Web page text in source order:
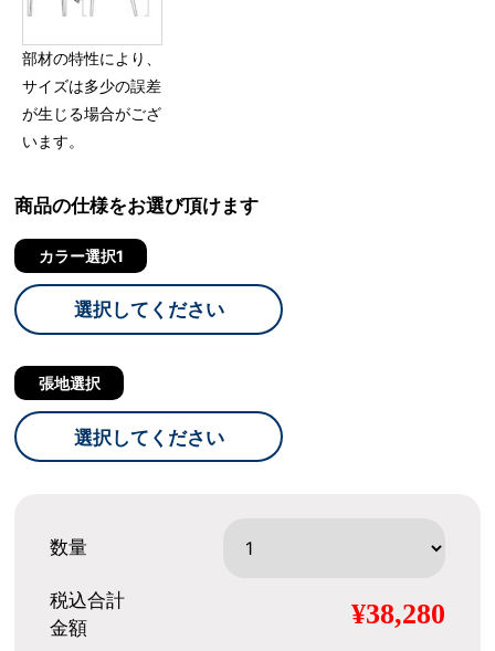
部材の特性により、
サイズは多少の誤差
が生じる場合がござ
います。
商品の仕様をお選び頂けます
カラー選択1
選択してください
張地選択
選択してください
数量
税込合計
金額
¥38,280